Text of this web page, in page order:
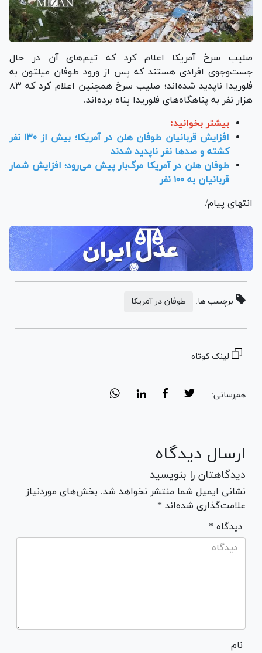
صلیب سرخ آمریکا اعلام کرد که تیم‌های آن در حال
جست‌وجوی افرادی هستند که پس از ورود طوفان میلتون به
فلوریدا ناپدید شده‌اند؛ صلیب سرخ همچنین اعلام کرد که ۸۳
هزار نفر به پناهگاه‌های فلوریدا پناه برده‌اند.
بیشتر بخوانید:
افزایش قربانیان طوفان هلن در آمریکا؛ بیش از ۱۳۰ نفر
کشته و صد‌ها نفر ناپدید شدند
طوفان هلن در آمریکا مرگ‌بار پیش می‌رود؛ افزایش شمار
قربانیان به ۱۰۰ نفر
انتهای پیام/
برچسب ها: طوفان در آمریکا
لینک کوتاه
هم‌رسانی:
ارسال دیدگاه
دیدگاهتان را بنویسید
نشانی ایمیل شما منتشر نخواهد شد. بخش‌های موردنیاز
علامت‌گذاری شده‌اند *
* دیدگاه
نام